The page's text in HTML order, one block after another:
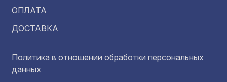
ОПЛАТА
ДОСТАВКА
Политика в отношении обработки персональных
данных